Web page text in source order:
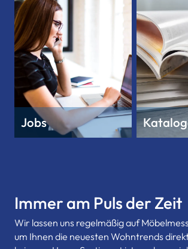
Jobs
Immer am Puls der Zeit
Wir lassen uns regelmäßig auf
um Ihnen die neuesten Wohntrends